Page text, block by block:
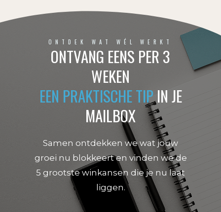
ONTDEK WAT WÉL WERKT
ONTVANG EENS PER 3
WEKEN
EEN PRAKTISCHE TIPIN JE
MAILBOX
Samen ontdekken we wat jouw
groei nu blokkeert en vinden we de
5 grootste winkansen die je nu laat
liggen.